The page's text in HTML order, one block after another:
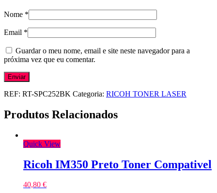
Nome *
Email *
Guardar o meu nome, email e site neste navegador para a
próxima vez que eu comentar.
REF: RT-SPC252BK Categoria: RICOH TONER LASER
Produtos Relacionados
Quick View
Ricoh IM350 Preto Toner Compativel
40,80 €